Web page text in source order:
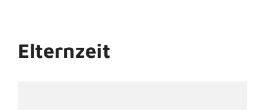
Elternzeit